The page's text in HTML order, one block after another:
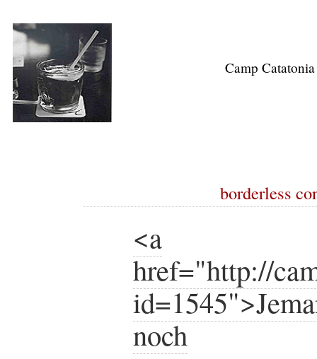
Camp Catatonia
borderless
<a
href="http://
noch